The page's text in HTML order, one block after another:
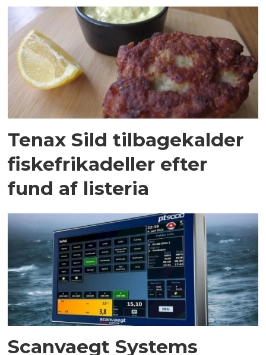
Tenax Sild tilbagekalder
fiskefrikadeller efter
fund af listeria
Scanvaegt Systems